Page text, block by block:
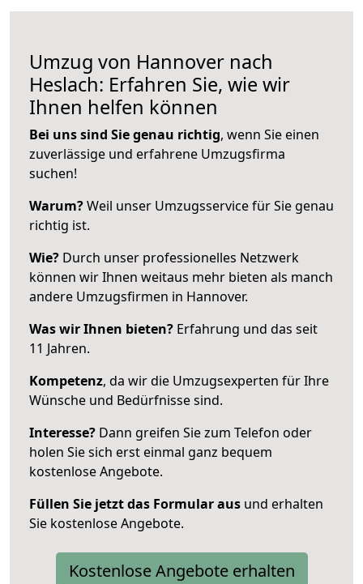
Umzug von Hannover nach
Heslach: Erfahren Sie, wie wir
Ihnen helfen können
Bei uns sind Sie genau richtig, wenn Sie einen
zuverlässige und erfahrene Umzugsfirma
suchen!
Warum?Weil unser Umzugsservice für Sie genau
richtig ist.
Wie? Durch unser professionelles Netzwerk
können wir Ihnen weitaus mehr bieten als manch
andere Umzugsfirmen in Hannover.
Was wir Ihnen bieten? Erfahrung und das seit
11 Jahren.
Kompetenz, da wir die Umzugsexperten für Ihre
Wünsche und Bedürfnisse sind.
Interesse? Dann greifen Sie zum Telefon oder
holen Sie sich erst einmal ganz bequem
kostenlose Angebote.
Füllen Sie jetzt das Formular aus und erhalten
Sie kostenlose Angebote.
Kostenlose Angebote erhalten